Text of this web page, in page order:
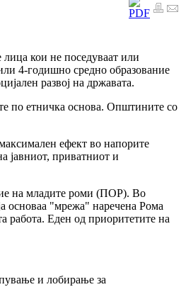
кои не поседуваат или
4-годишно средно образование
развој на државата.
по етничка основа. Општините со
ефект во напорите
јавниот, приватниот и
на младите роми (ПОР). Во
основаа "мрежа" наречена Рома
работа. Еден од приоритетите на
и лобирање за